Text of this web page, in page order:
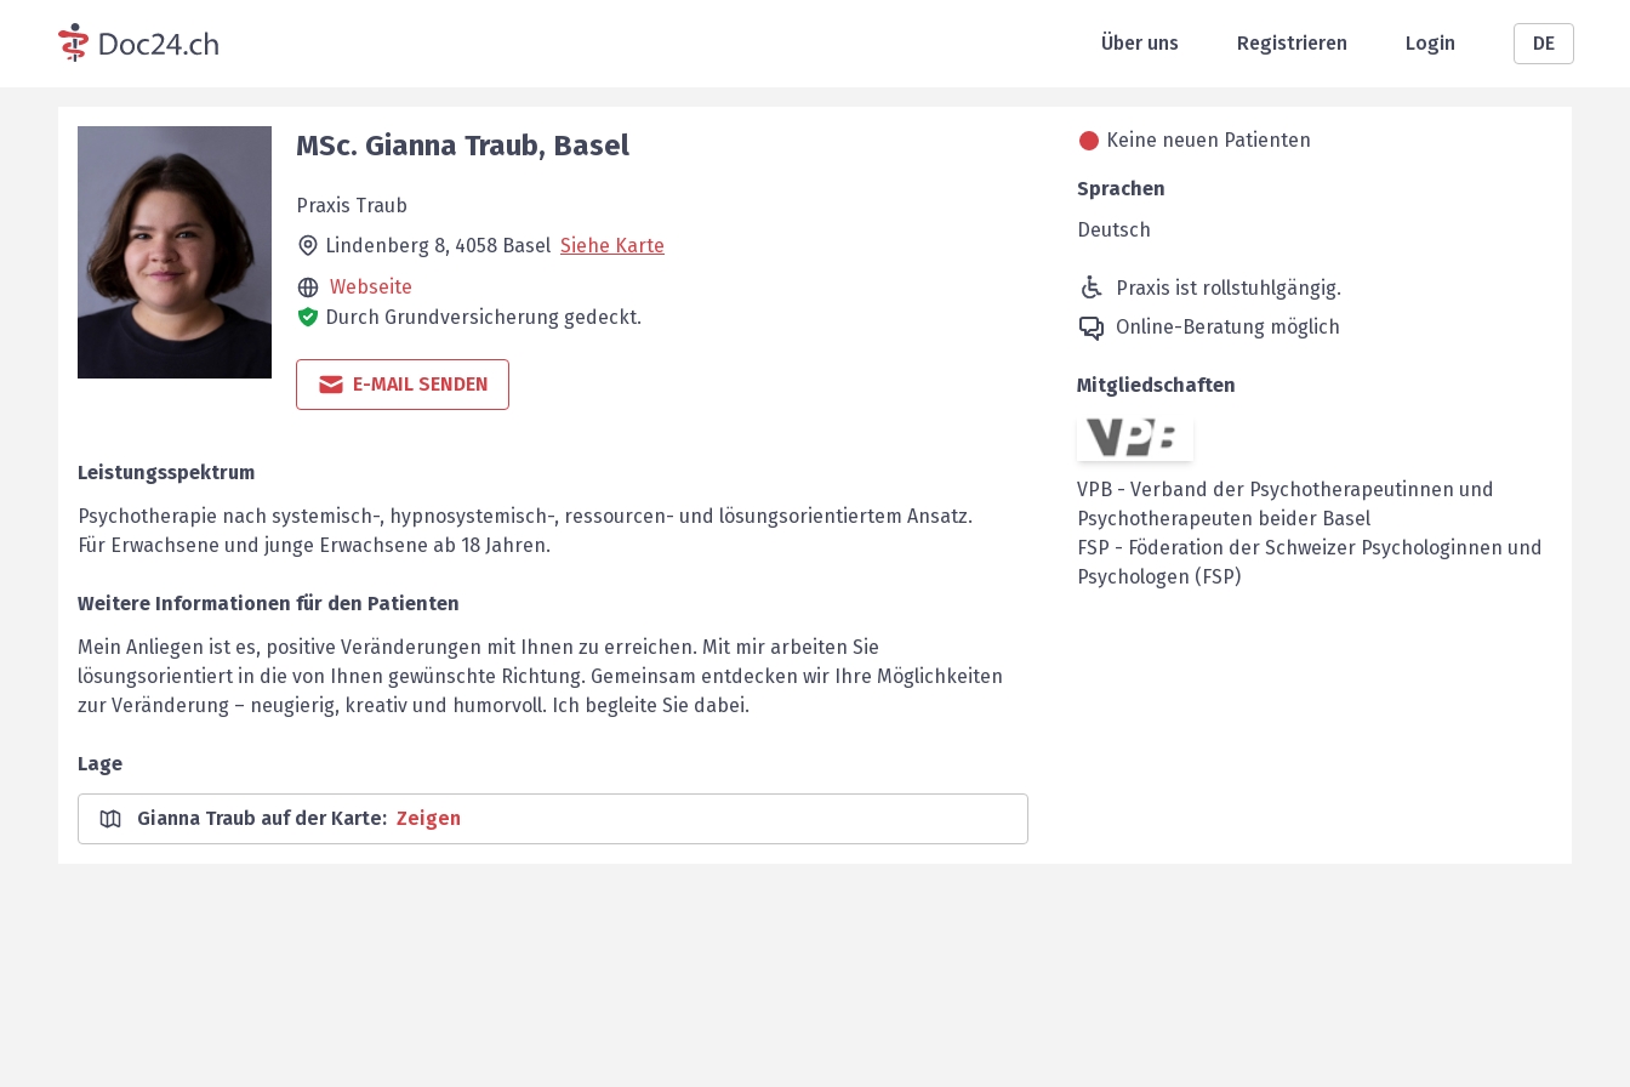
Über uns Registrieren Login DE
MSc. Gianna Traub, Basel
Praxis Traub
Lindenberg 8, 4058 Basel Siehe Karte
Webseite
Durch Grundversicherung gedeckt.
E-MAIL SENDEN
Leistungsspektrum
Psychotherapie nach systemisch-, hypnosystemisch-, ressourcen- und lösungsorientiertem Ansatz.
Für Erwachsene und junge Erwachsene ab 18 Jahren.
Weitere Informationen für den Patienten
Mein Anliegen ist es, positive Veränderungen mit Ihnen zu erreichen. Mit mir arbeiten Sie
lösungsorientiert in die von Ihnen gewünschte Richtung. Gemeinsam entdecken wir Ihre Möglichkeiten
zur Veränderung – neugierig, kreativ und humorvoll. Ich begleite Sie dabei.
Lage
Gianna Traub auf der Karte: Zeigen
Keine neuen Patienten
Sprachen
Deutsch
Praxis ist rollstuhlgängig.
Online-Beratung möglich
Mitgliedschaften
VPB - Verband der Psychotherapeutinnen und
Psychotherapeuten beider Basel
FSP - Föderation der Schweizer Psychologinnen und
Psychologen (FSP)